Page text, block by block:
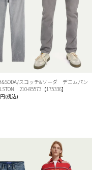
スコッチ&ソーダ デニムパン
210-85573【175336】
(税込)